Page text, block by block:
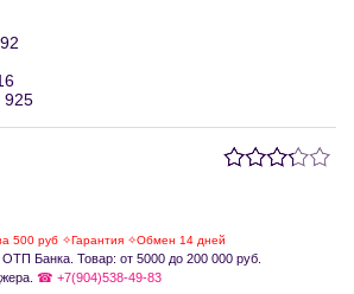
925
500 руб ✧Гарантия ✧Обмен 14 дней
Банка. Товар: от 5000 до 200 000 руб.
☎ +7(904)538-49-83